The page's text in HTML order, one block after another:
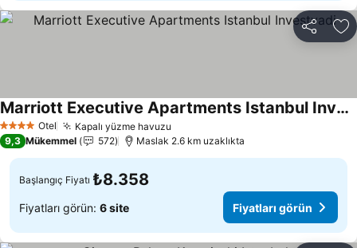
Paylaş
4 Yıldız Otel Kapalı yüzme havuzu
Marriott Executive Apartments Istanbul Investvadi
Fiyatları görün
9,3 Mükemmel 572 Maslak 2.6 km uzaklıkta
Başlangıç Fiyatı ₺8.358
Fiyatları görün: 6 site Fiyatları görün